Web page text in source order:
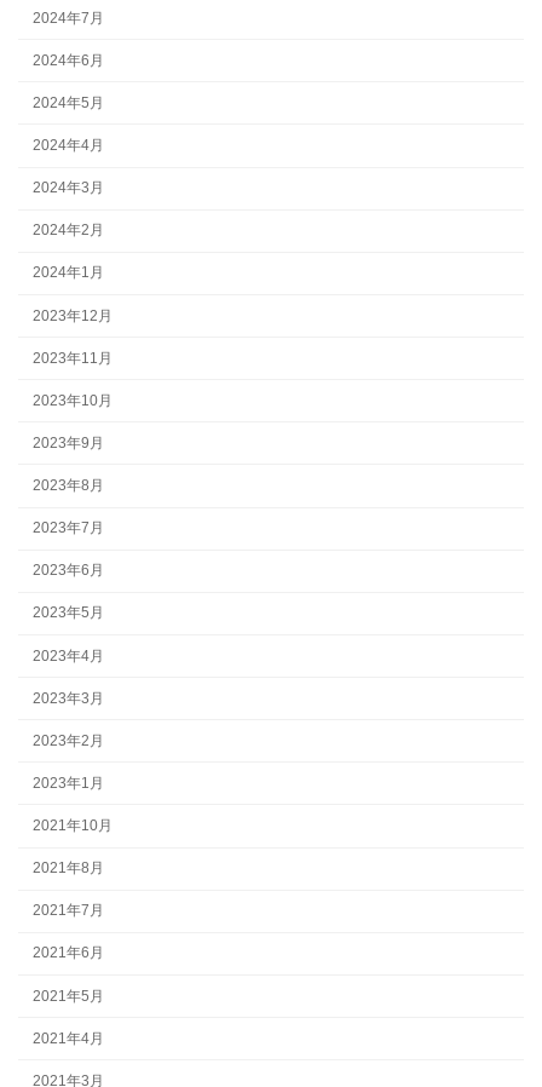
2024年7月
2024年6月
2024年5月
2024年4月
2024年3月
2024年2月
2024年1月
2023年12月
2023年11月
2023年10月
2023年9月
2023年8月
2023年7月
2023年6月
2023年5月
2023年4月
2023年3月
2023年2月
2023年1月
2021年10月
2021年8月
2021年7月
2021年6月
2021年5月
2021年4月
2021年3月